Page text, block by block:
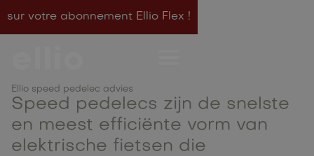
sur votre abonnement Ellio Flex !
en milieuvriendelijk
vervoer
Ellio speed pedelec advies
Speed pedelecs zijn de snelste
en meest efficiënte vorm van
elektrische fietsen die